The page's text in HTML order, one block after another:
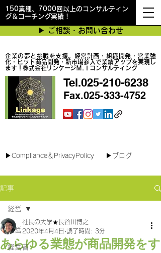
150業種、7000回以上のコンサルティン
グ＆コーチング実績！
企業の夢と挑戦を支援。経営計画・組織開発・営業強
化・ヒット商品開発・新市場参入で業績アップを実現し
ます！株式会社リンケージＭ.Ｉコンサルティング
▶︎ ご相談・お問い合わせ
Tel.025-210-6238
Fax.025-333-4752
▶︎Compliance＆PrivacyPolicy ▶︎ブログ
記事
経営
経営者
経営
あらゆる業態が商品開発をす
社長の大学★長谷川博之
2020年4月4日 読了時間: 3分